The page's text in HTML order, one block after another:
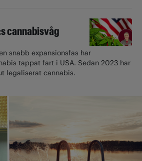
cannabisvåg
snabb expansionsfas har
tappat fart i USA. Sedan 2023 har
­legaliserat cannabis.